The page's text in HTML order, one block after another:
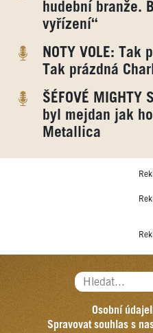
hudební branže.
vyřízení“
NOTY VOLE:
Tak prázdná
ŠÉFOVÉ MIGHTY
byl mejdan jak
Metallica
Hledat...
Osobní údaje
Spravovat souhlas s